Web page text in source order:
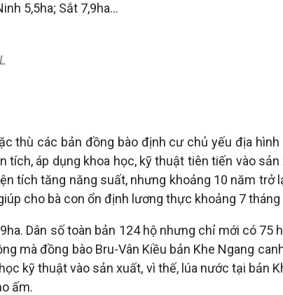
5,5ha; Sắt 7,9ha...
thù các bản đồng bào định cư chủ yếu địa
áp dụng khoa học, kỹ thuật tiên tiến vào
tích tăng năng suất, nhưng khoảng 10 năm trở
cho bà con ổn định lương thực khoảng 7
Dân số toàn bản 124 hộ nhưng chỉ mới có
mà đồng bào Bru-Vân Kiều bản Khe Ngang
kỹ thuật vào sản xuất, vì thế, lúa nước tại bản
ấm.